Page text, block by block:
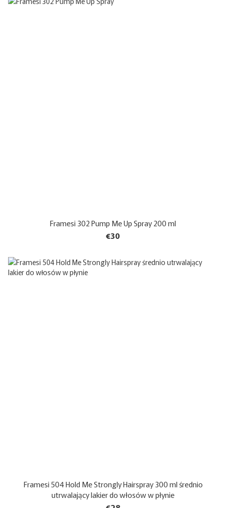
Framesi 302 Pump Me Up Spray 200 ml
€30
Framesi 504 Hold Me Strongly Hairspray 300 ml średnio
utrwalający lakier do włosów w płynie